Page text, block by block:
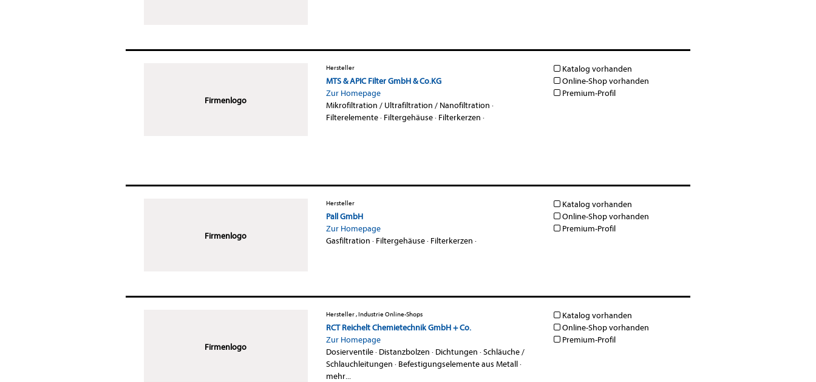
Firmenlogo
Hersteller
MTS & APIC Filter GmbH & Co.KG
Zur Homepage
Mikrofiltration / Ultrafiltration / Nanofiltration ·
Filterelemente· Filtergehäuse· Filterkerzen ·
Katalog vorhanden
Online-Shop vorhanden
Premium-Profil
Firmenlogo
Hersteller
Pall GmbH
Zur Homepage
Gasfiltration · Filtergehäuse· Filterkerzen ·
Katalog vorhanden
Online-Shop vorhanden
Premium-Profil
Firmenlogo
Hersteller , Industrie Online-Shops
RCT Reichelt Chemietechnik GmbH + Co.
Zur Homepage
Dosierventile· Distanzbolzen · Dichtungen ·Schläuche /
Schlauchleitungen · Befestigungselemente aus Metall·
mehr...
Katalog vorhanden
Online-Shop vorhanden
Premium-Profil